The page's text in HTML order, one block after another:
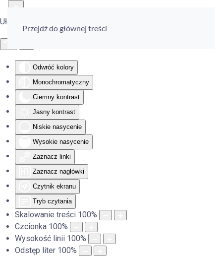
Ułatwienia dostępu
Odwróć kolory
Monochromatyczny
Ciemny kontrast
Jasny kontrast
Niskie nasycenie
Wysokie nasycenie
Zaznacz linki
Zaznacz nagłówki
Czytnik ekranu
Tryb czytania
Skalowanie treści 100%
Czcionka 100%
Wysokość linii 100%
Odstęp liter 100%
Przejdź do głównej treści